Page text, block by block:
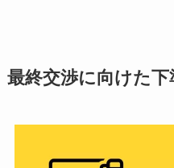
最終交渉に向けた下